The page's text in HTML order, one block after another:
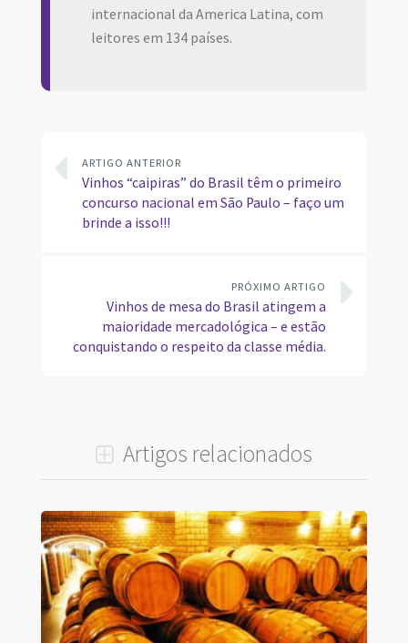
internacional da America Latina, com
leitores em 134 países.
ARTIGO ANTERIOR
Vinhos “caipiras” do Brasil têm o primeiro
concurso nacional em São Paulo – faço um
brinde a isso!!!
PRÓXIMO ARTIGO
Vinhos de mesa do Brasil atingem a
maioridade mercadológica – e estão
conquistando o respeito da classe média.
Artigos relacionados